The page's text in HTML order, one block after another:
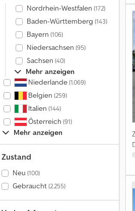
Nordrhein-Westfalen (172)
Baden-Württemberg (143)
Bayern (106)
Niedersachsen (95)
Sachsen (40)
Mehr anzeigen
Niederlande(1.069)
Belgien (259)
Italien (144)
Österreich (91)
Mehr anzeigen
Zustand
Neu (100)
Gebraucht(2.255)